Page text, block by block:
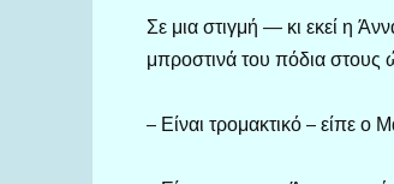
Σε μια στιγμή — κι εκεί η
μπροστινά του πόδια στους
– Είναι τρομακτικό – είπε